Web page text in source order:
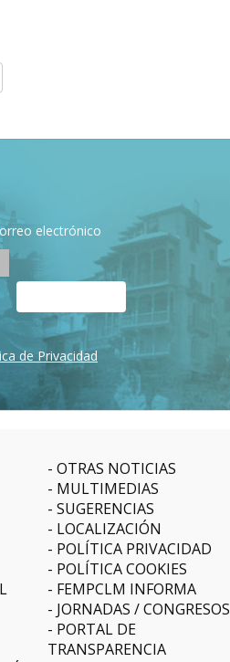
electrónico
de Privacidad
OTRAS NOTICIAS
MULTIMEDIAS
SUGERENCIAS
LOCALIZACIÓN
POLÍTICA PRIVACIDAD
POLÍTICA COOKIES
FEMPCLM INFORMA
JORNADAS / CONGRESOS
PORTAL DE
TRANSPARENCIA